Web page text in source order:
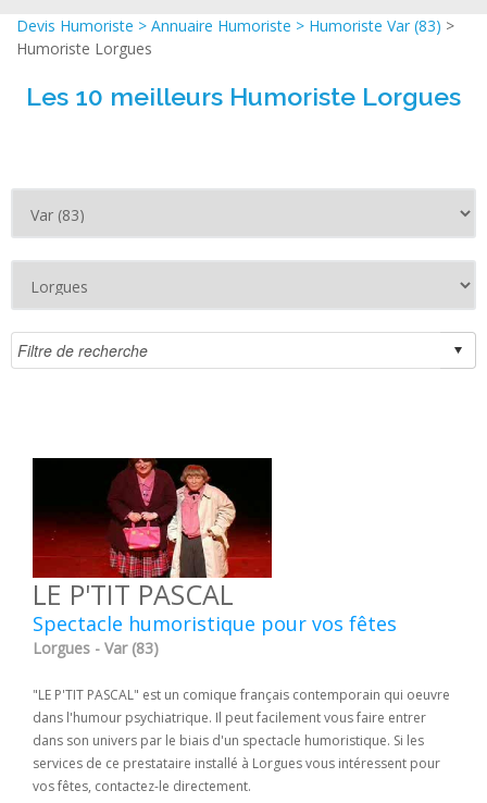
Devis Humoriste > Annuaire Humoriste > Humoriste Var (83) >
Humoriste Lorgues
Les 10 meilleurs Humoriste Lorgues
LE P'TIT PASCAL
Spectacle humoristique pour vos fêtes
Lorgues - Var (83)
"LE P'TIT PASCAL" est un comique français contemporain qui oeuvre
dans l'humour psychiatrique. Il peut facilement vous faire entrer
dans son univers par le biais d'un spectacle humoristique. Si les
services de ce prestataire installé à Lorgues vous intéressent pour
vos fêtes, contactez-le directement.